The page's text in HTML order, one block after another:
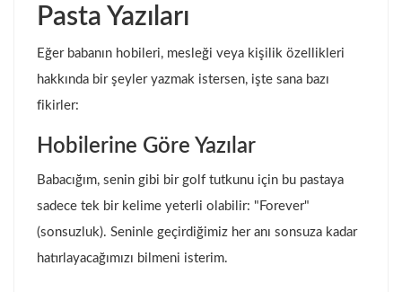
Pasta Yazıları
Eğer babanın hobileri, mesleği veya kişilik özellikleri
hakkında bir şeyler yazmak istersen, işte sana bazı
fikirler:
Hobilerine Göre Yazılar
Babacığım, senin gibi bir golf tutkunu için bu pastaya
sadece tek bir kelime yeterli olabilir: "Forever"
(sonsuzluk). Seninle geçirdiğimiz her anı sonsuza kadar
hatırlayacağımızı bilmeni isterim.